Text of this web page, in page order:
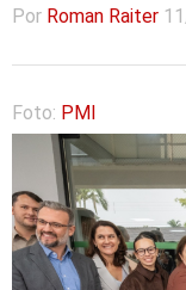
Por Roman Raiter
Foto: PMI